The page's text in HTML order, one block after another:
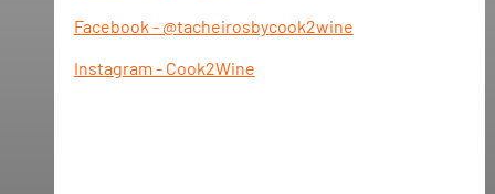
Facebook - @tacheirosbycook2wine
Instagram - Cook2Wine